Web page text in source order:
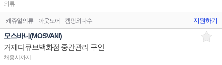
의류
캐쥬얼의류 아웃도어 캠핑외다수 지원하기
모스바니(MOSVANI)
거제디큐브백화점 중간관리 구인
채용시까지